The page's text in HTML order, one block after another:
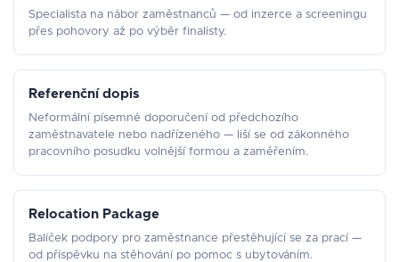
Specialista na nábor zaměstnanců — od inzerce a screeningu
přes pohovory až po výběr finalisty.
Referenční dopis
Neformální písemné doporučení od předchozího
zaměstnavatele nebo nadřízeného — liší se od zákonného
pracovního posudku volnější formou a zaměřením.
Relocation Package
Balíček podpory pro zaměstnance přestěhující se za prací —
od příspěvku na stěhování po pomoc s ubytováním.